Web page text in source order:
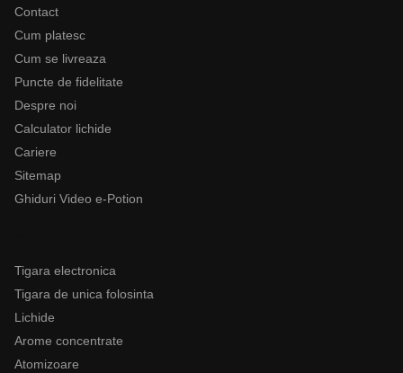
Contact
Cum platesc
Cum se livreaza
Puncte de fidelitate
Despre noi
Calculator lichide
Cariere
Sitemap
Ghiduri Video e-Potion
Tigara electronica
Tigara de unica folosinta
Lichide
Arome concentrate
Atomizoare